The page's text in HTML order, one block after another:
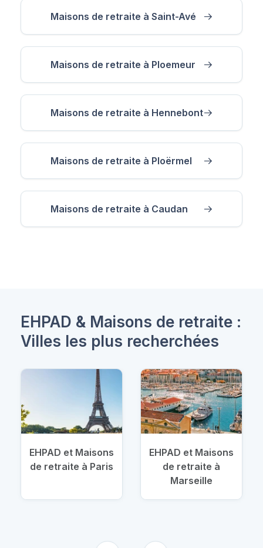
Maisons de retraite à Saint-Avé
Maisons de retraite à Ploemeur
Maisons de retraite à Hennebont
Maisons de retraite à Ploërmel
Maisons de retraite à Caudan
EHPAD & Maisons de retraite :
Villes les plus recherchées
EHPAD et Maisons
de retraite à Paris
EHPAD et Maisons
de retraite à
Marseille